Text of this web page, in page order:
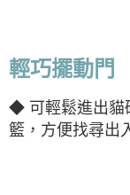
輕巧擺動門
◆ 可輕鬆進出
籃，方便找尋出